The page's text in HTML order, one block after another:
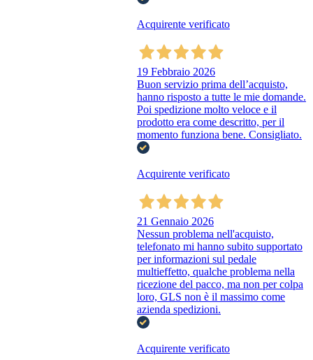
Acquirente verificato
19 Febbraio 2026
Buon servizio prima dell’acquisto,
hanno risposto a tutte le mie domande.
Poi spedizione molto veloce e il
prodotto era come descritto, per il
momento funziona bene. Consigliato.
Acquirente verificato
21 Gennaio 2026
Nessun problema nell'acquisto,
telefonato mi hanno subito supportato
per informazioni sul pedale
multieffetto, qualche problema nella
ricezione del pacco, ma non per colpa
loro, GLS non è il massimo come
azienda spedizioni.
Acquirente verificato